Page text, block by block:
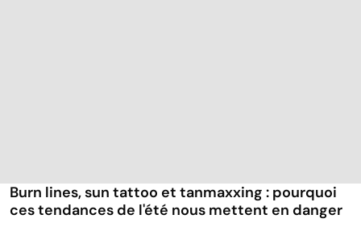
Burn lines, sun tattoo et tanmaxxing : pourquoi
ces tendances de l'été nous mettent en danger